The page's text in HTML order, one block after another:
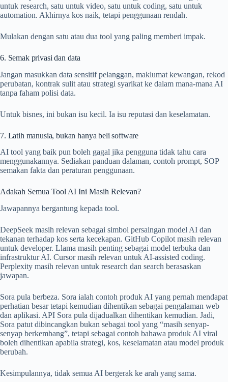
untuk research, satu untuk video, satu untuk coding, satu untuk
automation. Akhirnya kos naik, tetapi penggunaan rendah.
Mulakan dengan satu atau dua tool yang paling memberi impak.
6. Semak privasi dan data
Jangan masukkan data sensitif pelanggan, maklumat kewangan, rekod
perubatan, kontrak sulit atau strategi syarikat ke dalam mana-mana AI
tanpa faham polisi data.
Untuk bisnes, ini bukan isu kecil. Ia isu reputasi dan keselamatan.
7. Latih manusia, bukan hanya beli software
AI tool yang baik pun boleh gagal jika pengguna tidak tahu cara
menggunakannya. Sediakan panduan dalaman, contoh prompt, SOP
semakan fakta dan peraturan penggunaan.
Adakah Semua Tool AI Ini Masih Relevan?
Jawapannya bergantung kepada tool.
DeepSeek masih relevan sebagai simbol persaingan model AI dan
tekanan terhadap kos serta kecekapan. GitHub Copilot masih relevan
untuk developer. Llama masih penting sebagai model terbuka dan
infrastruktur AI. Cursor masih relevan untuk AI-assisted coding.
Perplexity masih relevan untuk research dan search berasaskan
jawapan.
Sora pula berbeza. Sora ialah contoh produk AI yang pernah mendapat
perhatian besar tetapi kemudian dihentikan sebagai pengalaman web
dan aplikasi. API Sora pula dijadualkan dihentikan kemudian. Jadi,
Sora patut dibincangkan bukan sebagai tool yang “masih senyap-
senyap berkembang”, tetapi sebagai contoh bahawa produk AI viral
boleh dihentikan apabila strategi, kos, keselamatan atau model produk
berubah.
Kesimpulannya, tidak semua AI bergerak ke arah yang sama.